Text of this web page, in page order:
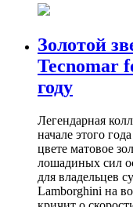
Золотой
Tecnomar
году
Легендарная
начале этого
цвете матовое
лошадиных сил
для владельцев
Lamborghini на